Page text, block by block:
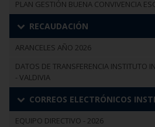
PLAN GESTIÓN BUENA CONVIVENCIA
RECAUDACIÓN
ARANCELES AÑO 2026
DATOS DE TRANSFERENCIA INSTITUTO
- VALDIVIA
CORREOS ELECTRÓNICOS
EQUIPO DIRECTIVO - 2026